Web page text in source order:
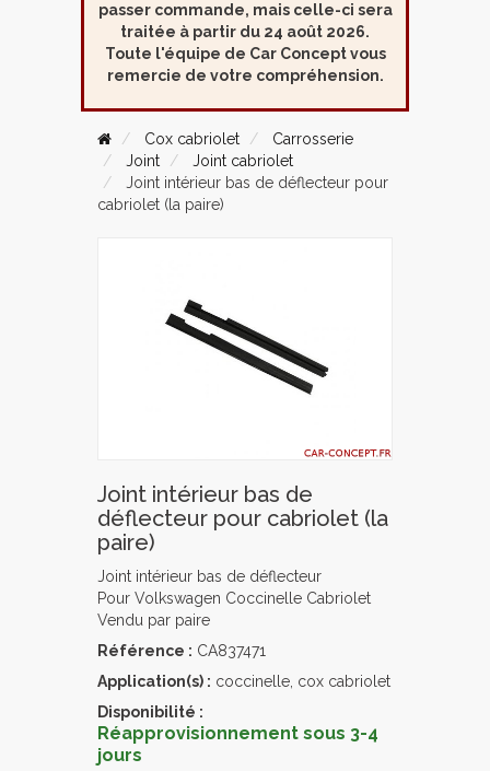
passer commande, mais celle-ci sera
traitée à partir du 24 août 2026.
Toute l'équipe de Car Concept vous
remercie de votre compréhension.
Cox cabriolet
Carrosserie
Joint
Joint cabriolet
Joint intérieur bas de déflecteur pour
cabriolet (la paire)
Joint intérieur bas de
déflecteur pour cabriolet (la
paire)
Joint intérieur bas de déflecteur
Pour Volkswagen Coccinelle Cabriolet
Vendu par paire
Référence : CA837471
Application(s) : coccinelle, cox cabriolet
Disponibilité :
Réapprovisionnement sous 3-4
jours